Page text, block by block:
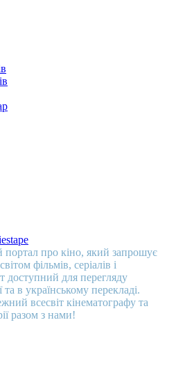
портал про кіно, який запрошує
фільмів, серіалів і
доступний для перегляду
та в українському перекладі.
всесвіт кінематографу та
разом з нами!